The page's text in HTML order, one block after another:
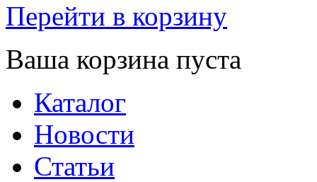
Перейти в корзину
Ваша корзина пуста
Каталог
Новости
Статьи